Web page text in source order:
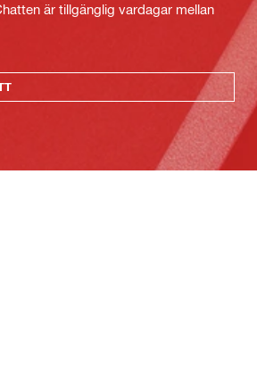
är tillgänglig vardagar mellan